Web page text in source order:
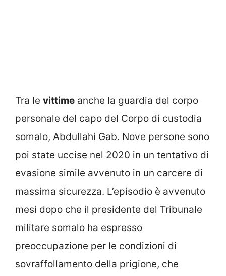
Tra le vittime anche la guardia del corpo
personale del capo del Corpo di custodia
somalo, Abdullahi Gab. Nove persone sono
poi state uccise nel 2020 in un tentativo di
evasione simile avvenuto in un carcere di
massima sicurezza. L’episodio è avvenuto
mesi dopo che il presidente del Tribunale
militare somalo ha espresso
preoccupazione per le condizioni di
sovraffollamento della prigione, che